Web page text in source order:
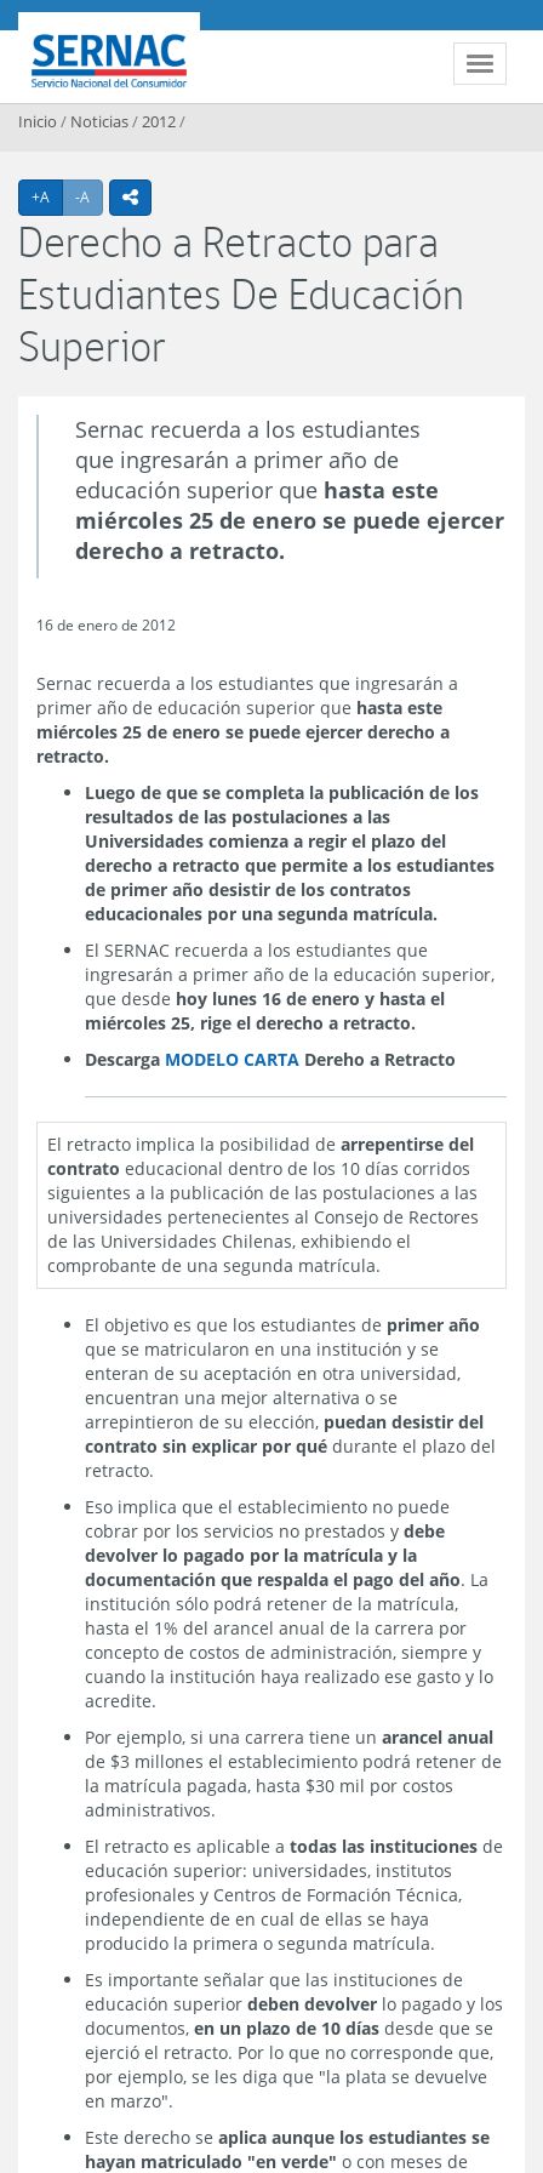
Contenido principal
Toggle
SERNAC
Inicio / Noticias/2012/
+A Agrandar texto
-A Achicar textoicono compartir
Derecho a Retracto para
Estudiantes De Educación
Superior
Sernac recuerda a los estudiantes
que ingresarán a primer año de
educación superior que hasta este
miércoles 25 de enero se puede ejercer
derecho a retracto.
16 de enero de 2012
Sernac recuerda a los estudiantes que ingresarán a
primer año de educación superior que hasta este
miércoles 25 de enero se puede ejercer derecho a
retracto.
Luego de que se completa la publicación de los
resultados de las postulaciones a las
Universidades comienza a regir el plazo del
derecho a retracto que permite a los estudiantes
de primer año desistir de los contratos
educacionales por una segunda matrícula.
El SERNAC recuerda a los estudiantes que
ingresarán a primer año de la educación superior,
que desde hoy lunes 16 de enero y hasta el
miércoles 25, rige el derecho a retracto.
Descarga MODELO CARTA Dereho a Retracto
El retracto implica la posibilidad de arrepentirse del
contrato educacional dentro de los 10 días corridos
siguientes a la publicación de las postulaciones a las
universidades pertenecientes al Consejo de Rectores
de las Universidades Chilenas, exhibiendo el
comprobante de una segunda matrícula.
El objetivo es que los estudiantes de primer año
que se matricularon en una institución y se
enteran de su aceptación en otra universidad,
encuentran una mejor alternativa o se
arrepintieron de su elección, puedan desistir del
contrato sin explicar por qué durante el plazo del
retracto.
Eso implica que el establecimiento no puede
cobrar por los servicios no prestados y debe
devolver lo pagado por la matrícula y la
documentación que respalda el pago del año. La
institución sólo podrá retener de la matrícula,
hasta el 1% del arancel anual de la carrera por
concepto de costos de administración, siempre y
cuando la institución haya realizado ese gasto y lo
acredite.
Por ejemplo, si una carrera tiene un arancel anual
de $3 millones el establecimiento podrá retener de
la matrícula pagada, hasta $30 mil por costos
administrativos.
El retracto es aplicable a todas las instituciones de
educación superior: universidades, institutos
profesionales y Centros de Formación Técnica,
independiente de en cual de ellas se haya
producido la primera o segunda matrícula.
Es importante señalar que las instituciones de
educación superior deben devolver lo pagado y los
documentos, en un plazo de 10 días desde que se
ejerció el retracto. Por lo que no corresponde que,
por ejemplo, se les diga que "la plata se devuelve
en marzo".
Este derecho se aplica aunque los estudiantes se
hayan matriculado "en verde" o con meses de